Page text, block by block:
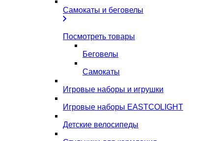
Самокаты и беговелы
Посмотреть товары
Беговелы
Самокаты
Игровые наборы и игрушки
Игровые наборы EASTCOLIGHT
Детские велосипеды